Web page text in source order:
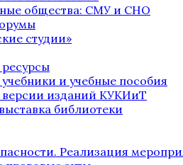
общества: СМУ и СНО
студии»
и учебные пособия
версии изданий КУКИиТ
библиотеки
Реализация